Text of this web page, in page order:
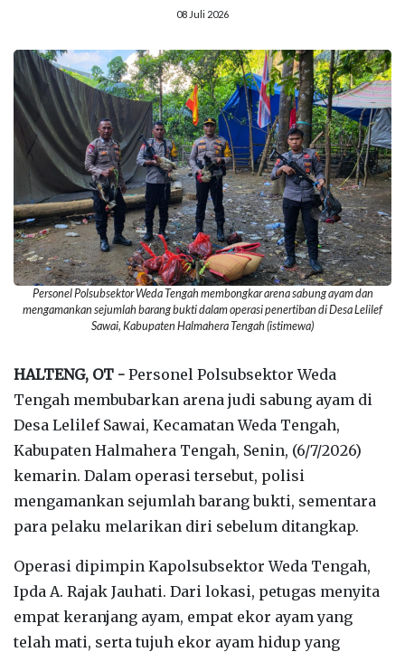
08 Juli 2026
Personel Polsubsektor Weda Tengah membongkar arena sabung ayam dan
mengamankan sejumlah barang bukti dalam operasi penertiban di Desa Lelilef
Sawai, Kabupaten Halmahera Tengah (istimewa)
‎HALTENG, OT - Personel Polsubsektor Weda
Tengah membubarkan arena judi sabung ayam di
Desa Lelilef Sawai, Kecamatan Weda Tengah,
Kabupaten Halmahera Tengah, Senin, (6/7/2026)
kemarin. Dalam operasi tersebut, polisi
mengamankan sejumlah barang bukti, sementara
para pelaku melarikan diri sebelum ditangkap.
‎Operasi dipimpin Kapolsubsektor Weda Tengah,
Ipda A. Rajak Jauhati. Dari lokasi, petugas menyita
empat keranjang ayam, empat ekor ayam yang
telah mati, serta tujuh ekor ayam hidup yang